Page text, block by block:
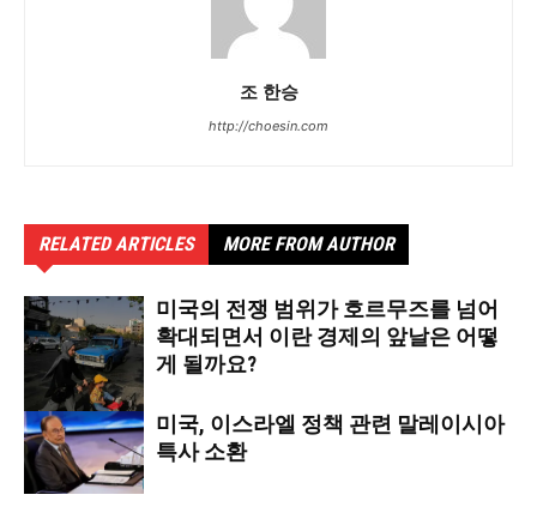
조 한승
http://choesin.com
RELATED ARTICLES MORE FROM AUTHOR
미국의 전쟁 범위가 호르무즈를 넘어
확대되면서 이란 경제의 앞날은 어떻
게 될까요?
미국, 이스라엘 정책 관련 말레이시아
특사 소환